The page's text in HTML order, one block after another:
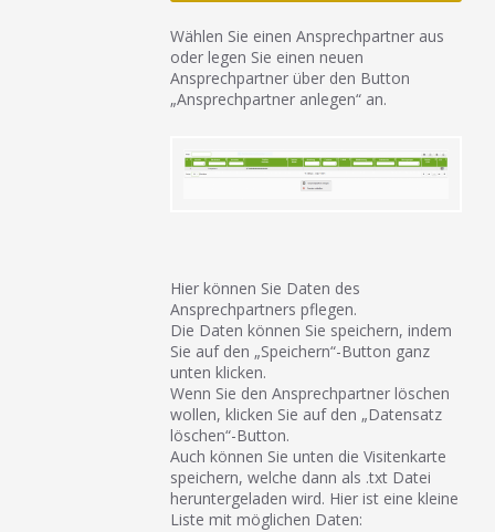
Wählen Sie einen Ansprechpartner aus
oder legen Sie einen neuen
Ansprechpartner über den Button
„Ansprechpartner anlegen“ an.
Hier können Sie Daten des
Ansprechpartners pflegen.
Die Daten können Sie speichern, indem
Sie auf den „Speichern“-Button ganz
unten klicken.
Wenn Sie den Ansprechpartner löschen
wollen, klicken Sie auf den „Datensatz
löschen“-Button.
Auch können Sie unten die Visitenkarte
speichern, welche dann als .txt Datei
heruntergeladen wird. Hier ist eine kleine
Liste mit möglichen Daten: